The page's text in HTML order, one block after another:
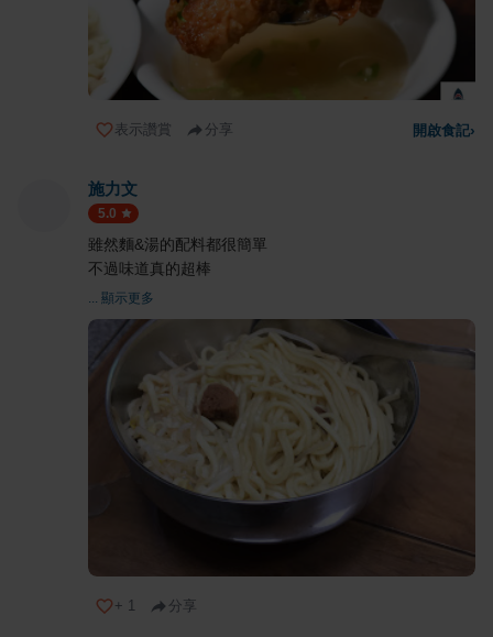
表示讚賞 分享 開啟食記›
施力文
5.0
雖然麵&湯的配料都很簡單
不過味道真的超棒
... 顯示更多
+ 1 分享